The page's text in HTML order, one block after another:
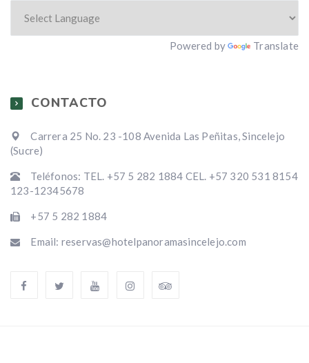
Powered by Translate
CONTACTO
Carrera 25 No. 23 -108 Avenida Las Peñitas, Sincelejo
(Sucre)
Teléfonos: TEL. +57 5 282 1884 CEL. +57 320 531 8154
123-12345678
+57 5 282 1884
Email: reservas@hotelpanoramasincelejo.com